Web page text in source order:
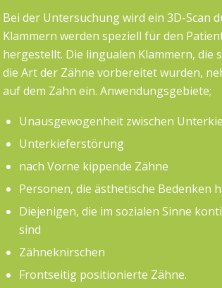
Bei der Untersuchung wird ein 3D-Scan
Klammern werden speziell für den
hergestellt. Die lingualen Klammern, die
die Art der Zähne vorbereitet wurden,
auf dem Zahn ein. Anwendungsgebiete;
Unausgewogenheit zwischen
Unterkieferstörung
nach Vorne kippende Zähne
Personen, die ästhetische Bedenken
Diejenigen, die im sozialen Sinne
sind
Zähneknirschen
Frontseitig positionierte Zähne.